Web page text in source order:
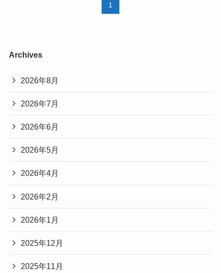
1
Archives
2026年8月
2026年7月
2026年6月
2026年5月
2026年4月
2026年2月
2026年1月
2025年12月
2025年11月